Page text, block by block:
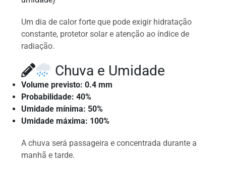
Um dia de calor forte que pode exigir hidratação
constante, protetor solar e atenção ao índice de
radiação.
Chuva e Umidade
Volume previsto: 0.4 mm
Probabilidade: 40%
Umidade mínima: 50%
Umidade máxima: 100%
A chuva será passageira e concentrada durante a
manhã e tarde.